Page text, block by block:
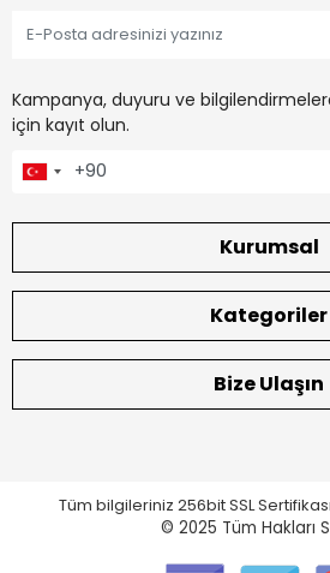
Kampanya, duyuru ve
için kayıt olun.
Kurumsal
Kategoriler
Bize Ulaşın
Tüm bilgileriniz 256bit SSL
© 2025 Tüm Hakları